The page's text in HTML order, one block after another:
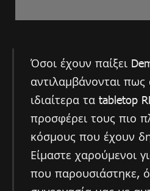
Όσοι έχουν παίξει
αντιλαμβάνονται πως
ιδιαίτερα τα tabletop
προσφέρει τους πιο
κόσμους που έχουν
Είμαστε χαρούμενοι
που παρουσιάστηκε,